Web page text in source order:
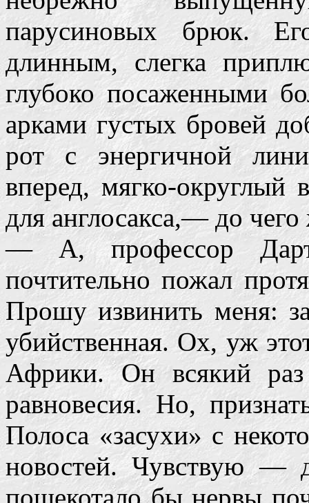
парусиновых брюк.
длинным, слегка
глубоко посаженными
арками густых бровей
рот с энергичной
вперед, мягко-округлый
для англосакса,— до
— А, профессор
почтительно пожал
Прошу извинить меня:
убийственная. Ох, уж
Африки. Он всякий
равновесия. Но,
Полоса «засухи» с
новостей. Чувствую —
пощекотало бы нервы